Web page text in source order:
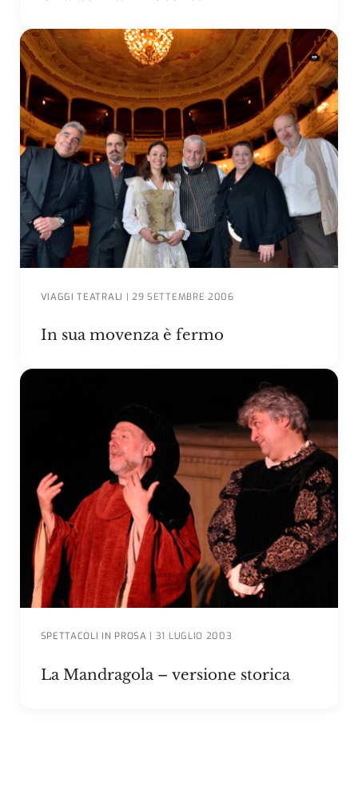
VIAGGI TEATRALI | 29 SETTEMBRE 2006
In sua movenza è fermo
SPETTACOLI IN PROSA | 31 LUGLIO 2003
La Mandragola – versione storica